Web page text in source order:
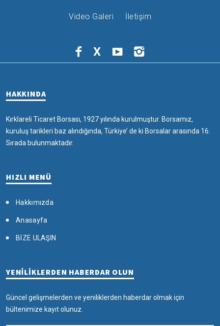
Video Galeri İletişim
X
HAKKINDA
Kırklareli Ticaret Borsası, 1927 yılında kurulmuştur. Borsamız,
kuruluş tarikleri baz alındığında, Türkiye’ de ki Borsalar arasında 16.
Sırada bulunmaktadır.
HIZLI MENÜ
Hakkımızda
Anasayfa
BİZE ULAŞIN
YENİLİKLERDEN HABERDAR OLUN
Güncel gelişmelerden ve yeniliklerden haberdar olmak için
bültenimize kayıt olunuz.